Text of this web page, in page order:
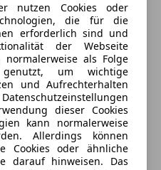
nutzen Cookies oder
die für die
erforderlich sind und
der Webseite
als Folge
um wichtige
und Aufrechterhalten
dieser Cookies
kann normalerweise
Allerdings können
Cookies oder ähnliche
darauf hinweisen. Das